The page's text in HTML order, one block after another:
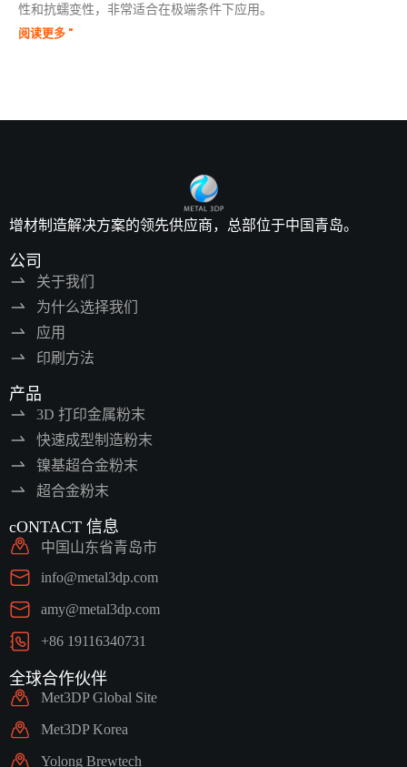
性和抗蠕变性，非常适合在极端条件下应用。
阅读更多 "
增材制造解决方案的领先供应商，总部位于中国青岛。
公司
关于我们
为什么选择我们
应用
印刷方法
产品
3D 打印金属粉末
快速成型制造粉末
镍基超合金粉末
超合金粉末
cONTACT 信息
中国山东省青岛市
info@metal3dp.com
amy@metal3dp.com
+86 19116340731
全球合作伙伴
Met3DP Global Site
Met3DP Korea
Yolong Brewtech